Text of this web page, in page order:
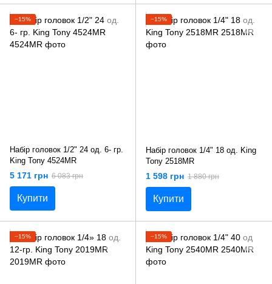
−15%
Набір головок 1/2" 24 од. 6- гр.
King Tony 4524MR
5 171 грн 6 083 грн
Купити
−15%
Набір головок 1/4" 18 од. King
Tony 2518MR
1 598 грн 1 880 грн
Купити
−15% −15%